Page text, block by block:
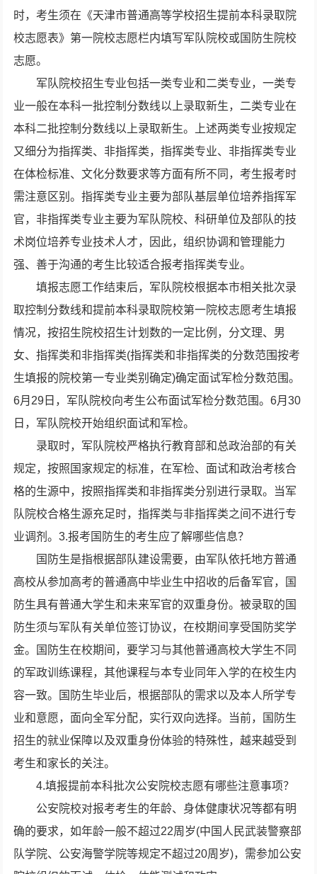
时，考生须在《天津市普通高等学校招生提前本科录取院
校志愿表》第一院校志愿栏内填写军队院校或国防生院校
志愿。
军队院校招生专业包括一类专业和二类专业，一类专
业一般在本科一批控制分数线以上录取新生，二类专业在
本科二批控制分数线以上录取新生。上述两类专业按规定
又细分为指挥类、非指挥类，指挥类专业、非指挥类专业
在体检标准、文化分数要求等方面有所不同，考生报考时
需注意区别。指挥类专业主要为部队基层单位培养指挥军
官，非指挥类专业主要为军队院校、科研单位及部队的技
术岗位培养专业技术人才，因此，组织协调和管理能力
强、善于沟通的考生比较适合报考指挥类专业。
填报志愿工作结束后，军队院校根据本市相关批次录
取控制分数线和提前本科录取院校第一院校志愿考生填报
情况，按招生院校招生计划数的一定比例，分文理、男
女、指挥类和非指挥类(指挥类和非指挥类的分数范围按考
生填报的院校第一专业类别确定)确定面试军检分数范围。
6月29日，军队院校向考生公布面试军检分数范围。6月30
日，军队院校开始组织面试和军检。
录取时，军队院校严格执行教育部和总政治部的有关
规定，按照国家规定的标准，在军检、面试和政治考核合
格的生源中，按照指挥类和非指挥类分别进行录取。当军
队院校合格生源充足时，指挥类与非指挥类之间不进行专
业调剂。3.报考国防生的考生应了解哪些信息？
国防生是指根据部队建设需要，由军队依托地方普通
高校从参加高考的普通高中毕业生中招收的后备军官，国
防生具有普通大学生和未来军官的双重身份。被录取的国
防生须与军队有关单位签订协议，在校期间享受国防奖学
金。国防生在校期间，要学习与其他普通高校大学生不同
的军政训练课程，其他课程与本专业同年入学的在校生内
容一致。国防生毕业后，根据部队的需求以及本人所学专
业和意愿，面向全军分配，实行双向选择。当前，国防生
招生的就业保障以及双重身份体验的特殊性，越来越受到
考生和家长的关注。
4.填报提前本科批次公安院校志愿有哪些注意事项？
公安院校对报考考生的年龄、身体健康状况等都有明
确的要求，如年龄一般不超过22周岁(中国人民武装警察部
队学院、公安海警学院等规定不超过20周岁)，需参加公安